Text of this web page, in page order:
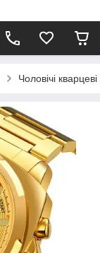
Чоловічі